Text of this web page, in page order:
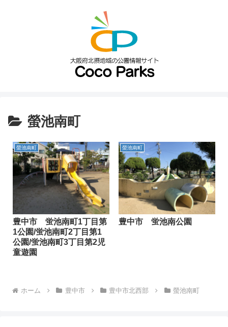
螢池南町
螢池南町
豊中市 蛍池南町1丁目第
1公園/蛍池南町2丁目第1
公園/蛍池南町3丁目第2児
童遊園
螢池南町
豊中市 蛍池南公園
ホーム 豊中市 豊中市北西部 螢池南町